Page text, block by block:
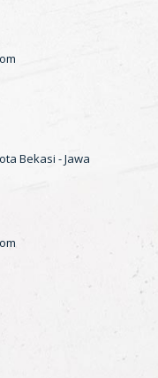
Bekasi - Jawa